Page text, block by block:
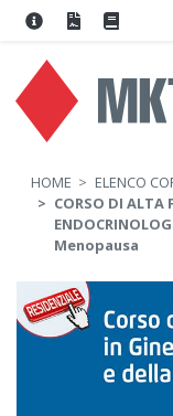
HOME
ELENCO
CORSO DI ALTA
Menopausa